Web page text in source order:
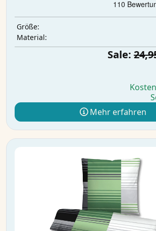
Größe:
Material:
Sale:
Mehr erfahren